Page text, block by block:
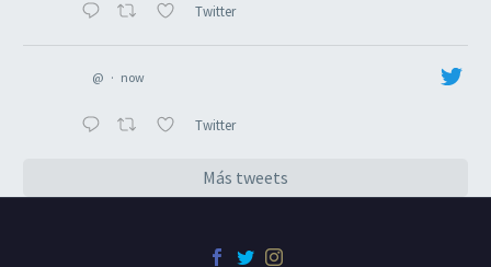
Twitter
@ · now
Twitter
Más tweets